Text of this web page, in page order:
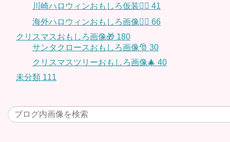
川崎ハロウィンおもしろ仮装🧞‍♀️ 41
海外ハロウィンおもしろ画像🧛‍♂️ 66
クリスマスおもしろ画像🎁 180
サンタクロースおもしろ画像🎅 30
クリスマスツリーおもしろ画像🎄 40
未分類 111